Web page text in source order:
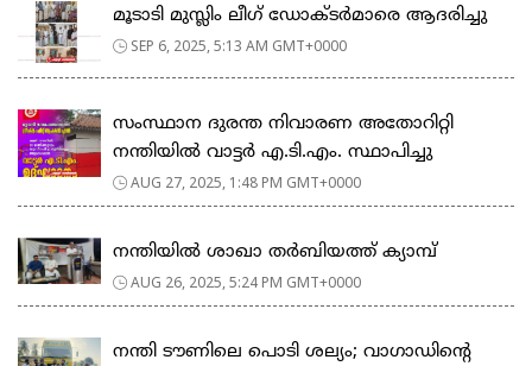
മൂടാടി മുസ്ലിം ലീഗ് ഡോക്ടർമാരെ ആദരിച്ചു
SEP 6, 2025, 5:13 AM GMT+0000
സംസ്ഥാന ദുരന്ത നിവാരണ അതോറിറ്റി
നന്തിയിൽ വാട്ടർ എ.ടി.എം. സ്ഥാപിച്ചു
AUG 27, 2025, 1:48 PM GMT+0000
നന്തിയിൽ ശാഖാ തർബിയത്ത് ക്യാമ്പ്
AUG 26, 2025, 5:24 PM GMT+0000
നന്തി ടൗണിലെ പൊടി ശല്യം; വാഗാഡിൻ്റെ